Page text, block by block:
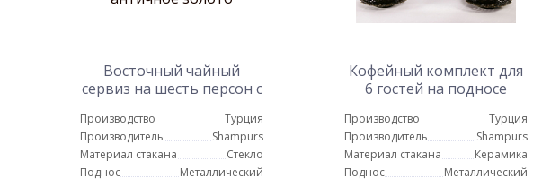
Восточный чайный
сервиз на шесть персон с
золото
Производство
Турция
Производитель
Shampurs
Материал стакана
Стекло
Поднос
Металлический
Кофейный комплект для
6 гостей на подносе
Производство
Турция
Производитель
Shampurs
Материал стакана
Керамика
Поднос
Металлический